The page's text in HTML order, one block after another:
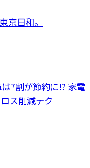
京日和。
7割が節約に!? 家電
ス削減テク